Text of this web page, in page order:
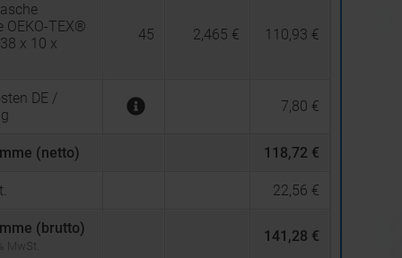
OEKO-TEX®
x 10 x
45 2,465 € 110,93 €
DE /
7,80 €
(netto) 118,72 €
22,56 €
(brutto)
MwSt.
141,28 €